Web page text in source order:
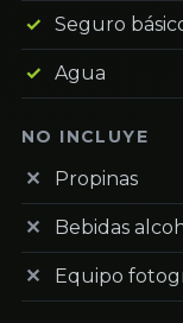
Seguro
Agua
NO INCLUYE
Propinas
Bebidas
Equipo